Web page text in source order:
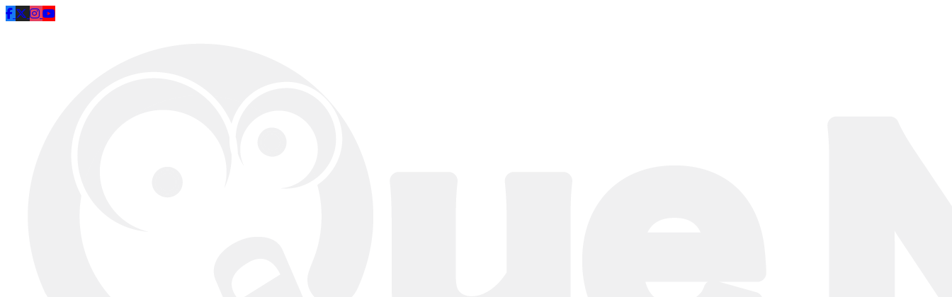
Saltar al contenido